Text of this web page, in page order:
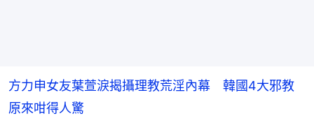
方力申女友葉萱淚揭攝理教荒淫內幕 韓國4大邪教
原來咁得人驚